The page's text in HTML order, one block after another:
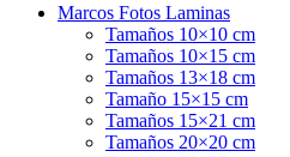
Marcos Fotos Laminas
Tamaños 10×10 cm
Tamaños 10×15 cm
Tamaños 13×18 cm
Tamaño 15×15 cm
Tamaños 15×21 cm
Tamaños 20×20 cm